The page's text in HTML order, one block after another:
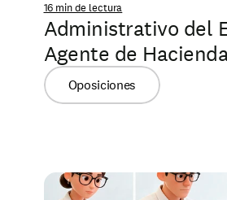
16 min de lectura
Administrativo del
Agente de
Oposiciones